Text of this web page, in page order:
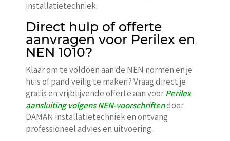
installatietechniek.
Direct hulp of offerte
aanvragen voor Perilex en
NEN 1010?
Klaar om te voldoen aan de NEN normen en je
huis of pand veilig te maken? Vraag direct je
gratis en vrijblijvende offerte aan voorPerilex
aansluiting volgens NEN-voorschriftendoor
DAMAN installatietechniek en ontvang
professioneel advies en uitvoering.